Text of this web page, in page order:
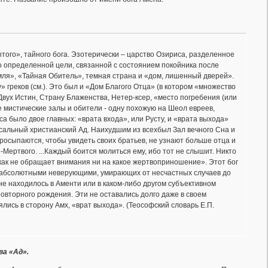
тайного бога. Эзотерически – царство Озириса, разделенное
цели, связанной с состоянием покойника после
«Тайная Обитель», темная страна и «дом, лишенный дверей».
греков (см.). Это был и «Дом Благого Отца» (в котором «множество
Истин, Страну Блаженства, Нетер-ксер, «место погребения (или
залы и обители - одну похожую на Шеол евреев,
было двое главных: «врата входа», или Русту, и «врата выхода»
христианский Ад. Наихудшим из всехбыл Зал вечного Сна и
чтобы увидеть своих братьев, не узнают больше отца и
...Каждый боится молиться ему, ибо тот не слышит. Никто
не обращает внимания ни на какое жертвоприношение». Этот бог
неверующими, умирающих от несчастных случаев до
находилось в Аменти или в каком-либо другом субъективном
рождения. Эти не оставались долго даже в своем
в сторону Амх, «врат выхода». (Теософский словарь Е.П.
«Ад».